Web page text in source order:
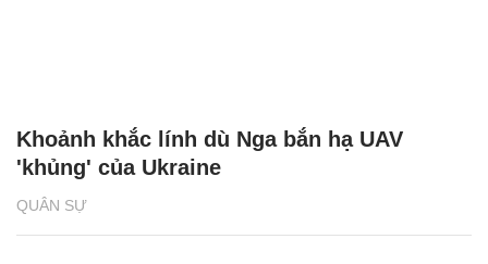
QUÂN SỰ
Khoảnh khắc lính dù Nga bắn hạ UAV
'khủng' của Ukraine